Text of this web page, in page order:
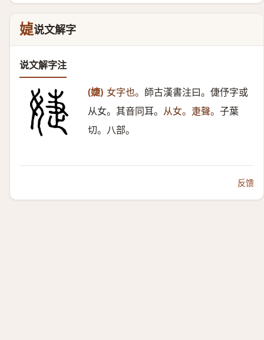
媫说文解字
说文解字注
(婕) 女字也。 師古漢書注曰。倢伃字或
从女。其音同耳。 从女。疌聲。 子葉
切。八部。
反馈